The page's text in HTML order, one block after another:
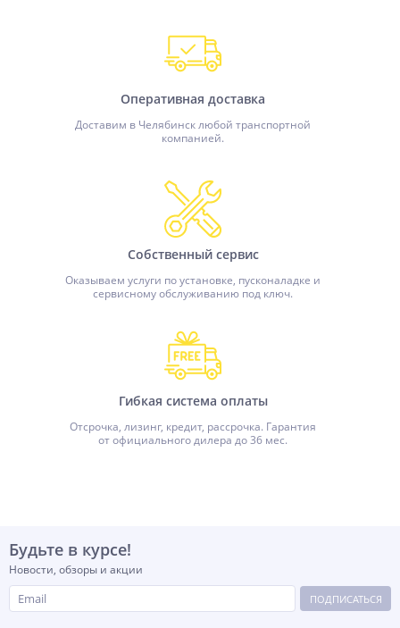
Оперативная доставка
Доставим в Челябинск любой транспортной
компанией.
Собственный сервис
Оказываем услуги по установке, пусконаладке и
сервисному обслуживанию под ключ.
Гибкая система оплаты
Отсрочка, лизинг, кредит, рассрочка. Гарантия
от официального дилера до 36 мес.
Будьте в курсе!
Новости, обзоры и акции
ПОДПИСАТЬСЯ